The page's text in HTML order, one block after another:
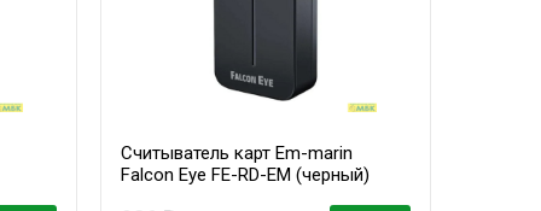
Считыватель карт Em-marin
Falcon Eye FE-RD-EM (черный)